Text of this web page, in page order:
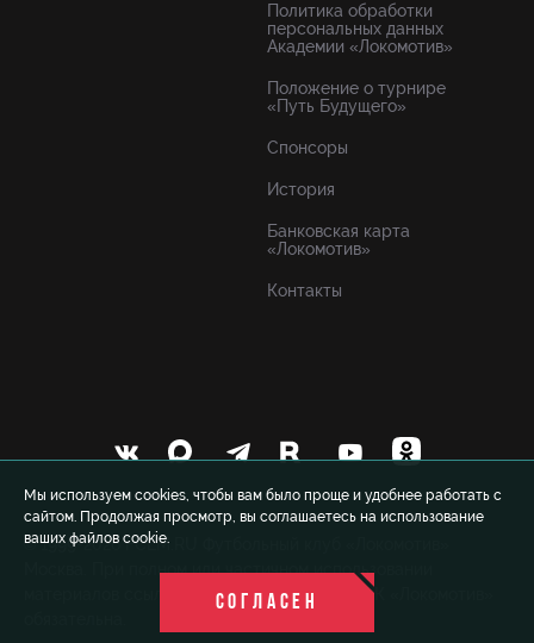
Мы используем cookies, чтобы вам было проще и удобнее работать с
сайтом. Продолжая просмотр, вы соглашаетесь на использование
ваших файлов cookie.
СОГЛАСЕН
Политика обработки
персональных данных
Академии «Локомотив»
Положение о турнире
«Путь Будущего»
Спонсоры
История
Банковская карта
«Локомотив»
Контакты
© 1999-2026 FCLM.RU Футбольный клуб «Локомотив»
Москва. При полном или частичном использовании
материалов ссылка на официальный сайт ФК «Локомотив»